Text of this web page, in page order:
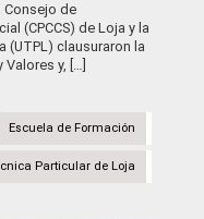
Consejo de
(CPCCS) de Loja y la
(UTPL) clausuraron la
y, […]
Escuela de Formación
Particular de Loja